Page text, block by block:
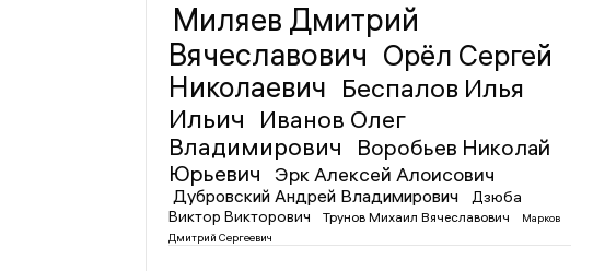
Миляев Дмитрий
Вячеславович Орёл Сергей
Николаевич Беспалов Илья
Ильич
Иванов Олег
Владимирович
Воробьев Николай
Юрьевич
Эрк Алексей Алоисович
Дубровский Андрей Владимирович
Дзюба
Виктор Викторович
Трунов Михаил Вячеславович
Марков
Дмитрий Сергеевич